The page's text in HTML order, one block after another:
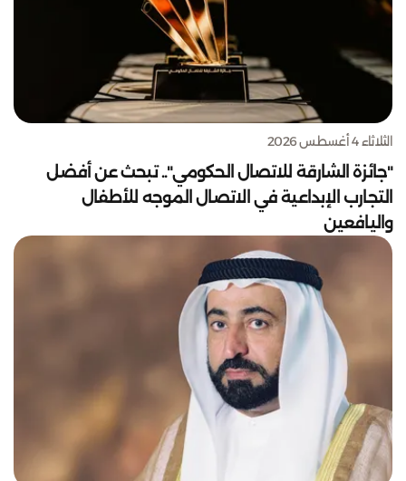
الثلاثاء 4 أغسطس 2026
"جائزة الشارقة للاتصال الحكومي".. تبحث عن أفضل
التجارب الإبداعية في الاتصال الموجه للأطفال
واليافعين